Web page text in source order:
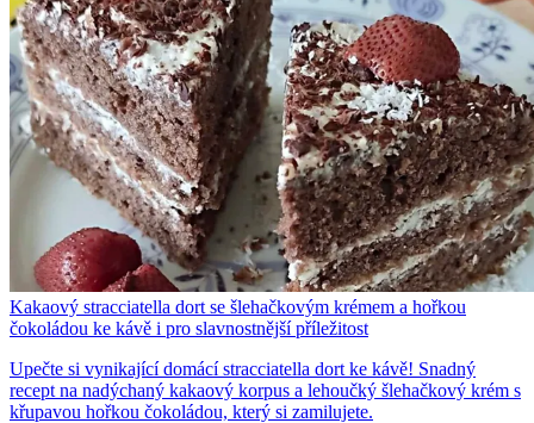
Kakaový stracciatella dort se šlehačkovým krémem a hořkou
čokoládou ke kávě i pro slavnostnější příležitost
Upečte si vynikající domácí stracciatella dort ke kávě! Snadný
recept na nadýchaný kakaový korpus a lehoučký šlehačkový krém s
křupavou hořkou čokoládou, který si zamilujete.